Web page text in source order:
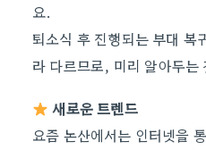
요.
퇴소식 후 진행되는 부대 복
라 다르므로, 미리 알아두는
새로운 트렌드
요즘 논산에서는 인터넷을